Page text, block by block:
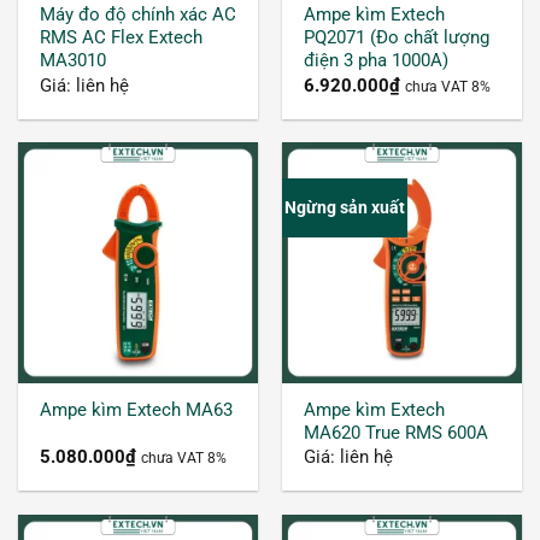
Thiết bị đo kiểm tra dòng điện nhanh chóng và chính
– Sửa chữa và bảo trì ô tô
Ampe kìm được sử dụng để đo dòng điện trong
hệ thống điện của ô tô, đặc biệt là khi cần phát
hiện và sửa chữa sự cố điện trên các thiết bị điện
Máy đo độ chính xác AC
RMS AC Flex Extech
MA3010
Giá: liên hệ
Ampe kìm Extech
PQ2071 (Đo chất lượng
điện 3 pha 1000A)
6.920.000₫ chưa VAT 8%
Ampe kìm Extech MA63
5.080.000₫ chưa VAT 8%
Ngừng sản xuất
Ampe kìm Extech
MA620 True RMS 600A
Giá: liên hệ